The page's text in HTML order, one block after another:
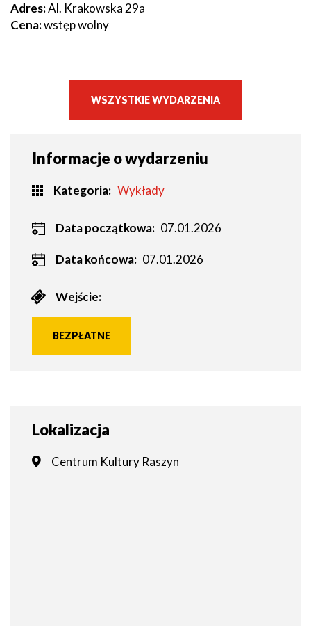
Adres:Al. Krakowska 29a
Cena:wstęp wolny
WSZYSTKIE WYDARZENIA
Informacje o wydarzeniu
Kategoria Wykłady
Data początkowa: 07.01.2026
Data końcowa: 07.01.2026
Wejście:
BEZPŁATNE
Lokalizacja
Centrum Kultury Raszyn